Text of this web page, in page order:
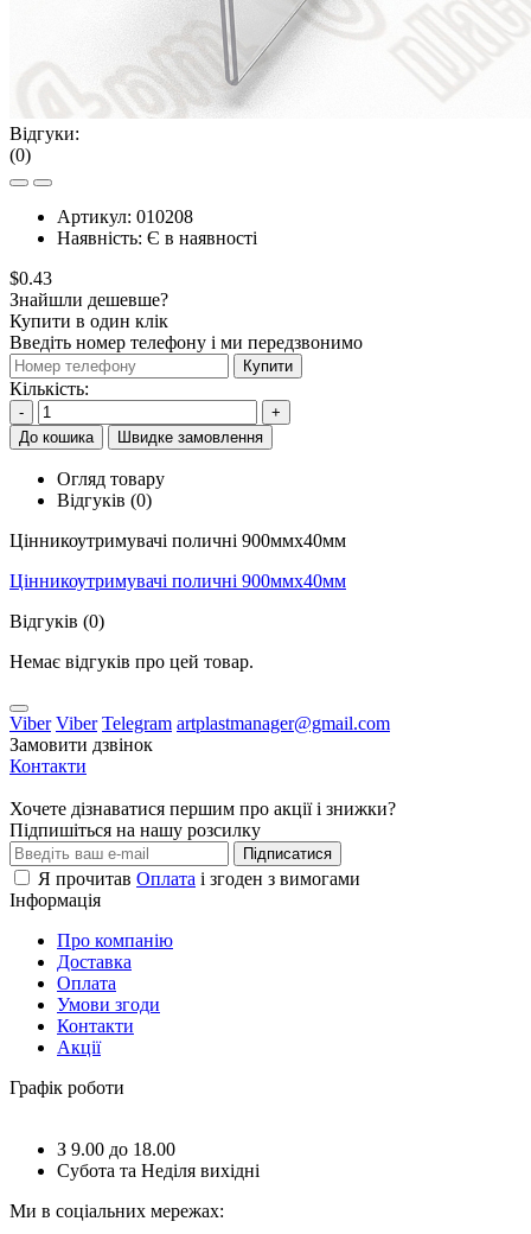
Відгуки:
(0)
Артикул: 010208
Наявність: Є в наявності
$0.43
Знайшли дешевше?
Купити в один клік
Введіть номер телефону і ми передзвонимо
Купити
Кількість:
-
+
До кошика
Швидке замовлення
Огляд товару
Відгуків (0)
Цінникоутримувачі поличні 900ммх40мм
Цінникоутримувачі поличні 900ммх40мм
Відгуків (0)
Немає відгуків про цей товар.
Viber Viber Telegram artplastmanager@gmail.com
Замовити дзвінок
Контакти
Хочете дізнаватися першим про акції і знижки?
Підпишіться на нашу розсилку
Підписатися
Я прочитав Оплата і згоден з вимогами
Інформація
Про компанію
Доставка
Оплата
Умови згоди
Контакти
Акції
Графік роботи
З 9.00 до 18.00
Субота та Неділя вихідні
Ми в соціальних мережах: